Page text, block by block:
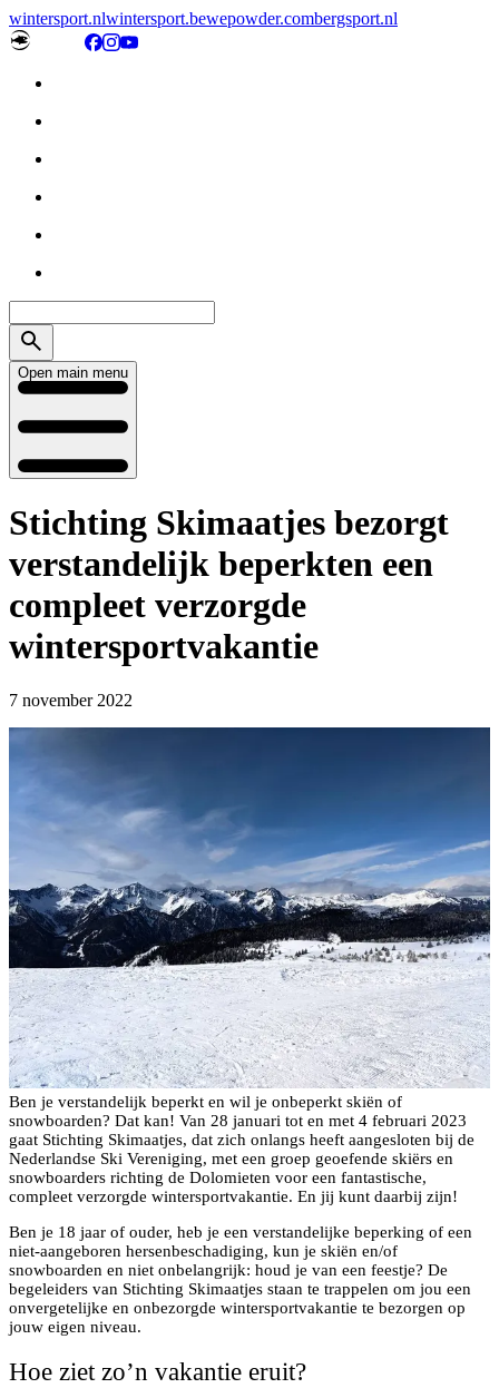
wintersport.nlwintersport.bewepowder.combergsport.nl
Open main menu
Stichting Skimaatjes bezorgt
verstandelijk beperkten een
compleet verzorgde
wintersportvakantie
7 november 2022
Ben je verstandelijk beperkt en wil je onbeperkt skiën of
snowboarden? Dat kan! Van 28 januari tot en met 4 februari 2023
gaat Stichting Skimaatjes, dat zich onlangs heeft aangesloten bij de
Nederlandse Ski Vereniging, met een groep geoefende skiërs en
snowboarders richting de Dolomieten voor een fantastische,
compleet verzorgde wintersportvakantie. En jij kunt daarbij zijn!
Ben je 18 jaar of ouder, heb je een verstandelijke beperking of een
niet-aangeboren hersenbeschadiging, kun je skiën en/of
snowboarden en niet onbelangrijk: houd je van een feestje? De
begeleiders van Stichting Skimaatjes staan te trappelen om jou een
onvergetelijke en onbezorgde wintersportvakantie te bezorgen op
jouw eigen niveau.
Hoe ziet zo’n vakantie eruit?